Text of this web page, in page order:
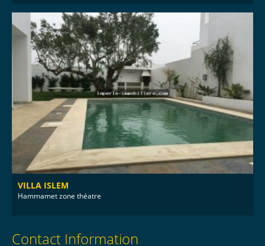
VILLA ISLEM
Hammamet zone théatre
Contact Information